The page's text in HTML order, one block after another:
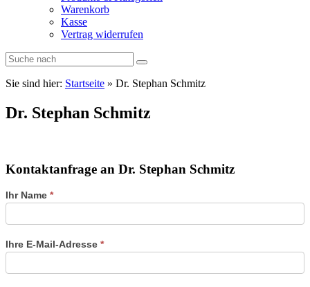
Warenkorb
Kasse
Vertrag widerrufen
Sie sind hier: Startseite » Dr. Stephan Schmitz
Dr. Stephan Schmitz
Kontaktanfrage an Dr. Stephan Schmitz
Kontaktformular
der
Ihr Name *
Ihre E-Mail-Adresse *